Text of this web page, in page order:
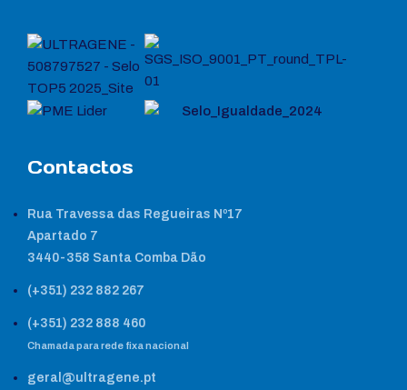
Contactos
Rua Travessa das Regueiras Nº17
Apartado 7
3440-358 Santa Comba Dão
(+351) 232 882 267
(+351) 232 888 460
Chamada para rede fixa nacional
geral@ultragene.pt